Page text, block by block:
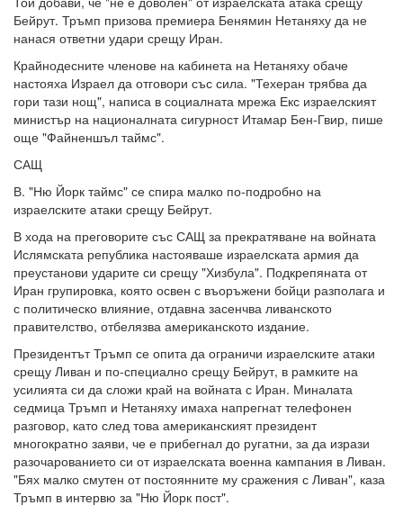
Бейрут. Тръмп призова премиера Бенямин Нетаняху да не
нанася ответни удари срещу Иран.
Крайнодесните членове на кабинета на Нетаняху обаче
настояха Израел да отговори със сила. "Техеран трябва да
гори тази нощ", написа в социалната мрежа Екс израелският
министър на националната сигурност Итамар Бен-Гвир, пише
още "Файненшъл таймс".
САЩ
В. "Ню Йорк таймс" се спира малко по-подробно на
израелските атаки срещу Бейрут.
В хода на преговорите със САЩ за прекратяване на войната
Ислямската република настояваше израелската армия да
преустанови ударите си срещу "Хизбула". Подкрепяната от
Иран групировка, която освен с въоръжени бойци разполага и
с политическо влияние, отдавна засенчва ливанското
правителство, отбелязва американското издание.
Президентът Тръмп се опита да ограничи израелските атаки
срещу Ливан и по-специално срещу Бейрут, в рамките на
усилията си да сложи край на войната с Иран. Миналата
седмица Тръмп и Нетаняху имаха напрегнат телефонен
разговор, като след това американският президент
многократно заяви, че е прибегнал до ругатни, за да изрази
разочарованието си от израелската военна кампания в Ливан.
"Бях малко смутен от постоянните му сражения с Ливан", каза
Тръмп в интервю за "Ню Йорк пост".